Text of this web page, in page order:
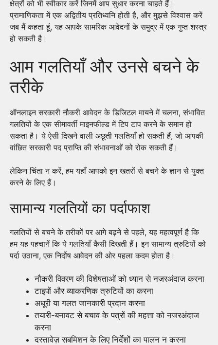
क्षेत्रों को भी स्वीकार करें जिनमें आप सुधार करना चाहते हैं।
प्रामाणिकता में एक अद्वितीय प्रतिध्वनि होती है, और मुझसे विश्वास करें
जब मैं कहता हूं, यह आपके सामरिक आवेदनों के समुद्र में एक गुप्त शस्त्र
हो सकती है।
आम गलतियाँ और उनसे बचने के
तरीके
ऑनलाइन सरकारी नौकरी आवेदन के डिजिटल मायने में चलना, संभावित
गलतियों के एक सीमावर्ती माइनफील्ड में टिप टाप करने के समान हो
सकता है। ये ऐसी दिखने वाली अछूती गलतियाँ हो सकती हैं, जो आपकी
वांछित सरकारी पद प्राप्ति की संभावनाओं को रोक सकती हैं।
लेकिन चिंता न करें, हम यहाँ आपको इन खतरों से बचने के ज्ञान से युक्त
करने के लिए हैं।
सामान्य गलतियों का पर्दाफाश
गलतियों से बचने के तरीकों पर आगे बढ़ने से पहले, यह महत्वपूर्ण है कि
हम यह पहचानें कि ये गलतियाँ कैसी दिखती हैं। इन सामान्य त्रुटियों को
पर्दा उठाना, एक निर्दोष आवेदन की ओर पहला कदम होता है।
नौकरी विवरण की विशेषताओं को ध्यान से नजरअंदाज करना
टाइपों और व्याकरणिक त्रुटियों का करना
अधूरी या गलत जानकारी प्रदान करना
तयारी-बनावट से बचाव के पत्रों की महत्ता को नजरअंदाज
करना
दस्तावेज़ सबमिशन के लिए निर्देशों का पालन न करना